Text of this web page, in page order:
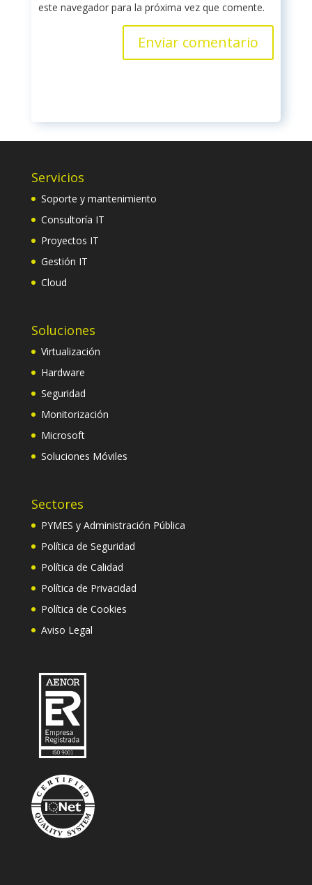
este navegador para la próxima vez que comente.
Servicios
Soporte y mantenimiento
Consultoría IT
Proyectos IT
Gestión IT
Cloud
Soluciones
Virtualización
Hardware
Seguridad
Monitorización
Microsoft
Soluciones Móviles
Sectores
PYMES y Administración Pública
Política de Seguridad
Política de Calidad
Política de Privacidad
Política de Cookies
Aviso Legal